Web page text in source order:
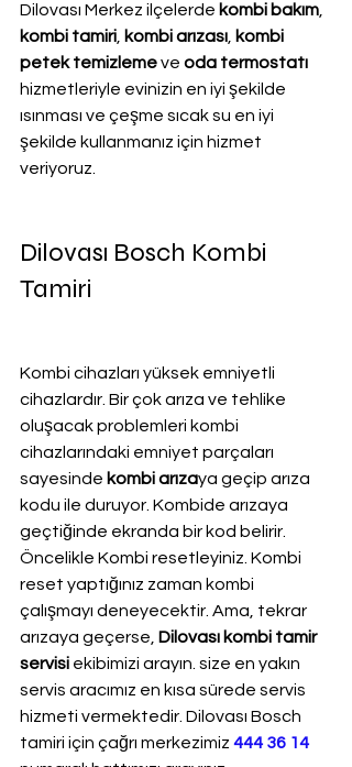
Dilovası Merkez ilçelerde kombi bakım
kombi tamiri kombi arızası kombi
petek temizleme ve oda termostatı
hizmetleriyle evinizin en iyi şekilde
ısınması ve çeşme sıcak su en iyi
şekilde kullanmanız için hizmet
veriyoruz.
Dilovası Bosch Kombi
Tamiri
Kombi cihazları yüksek emniyetli
cihazlardır. Bir çok arıza ve tehlike
oluşacak problemleri kombi
cihazlarındaki emniyet parçaları
sayesinde kombi arızaya geçip arıza
kodu ile duruyor. Kombide arızaya
geçtiğinde ekranda bir kod belirir.
Öncelikle Kombi resetleyiniz. Kombi
reset yaptığınız zaman kombi
çalışmayı deneyecektir. Ama, tekrar
arızaya geçerse, Dilovası kombi tamir
servisi ekibimizi arayın. size en yakın
servis aracımız en kısa sürede servis
hizmeti vermektedir. Dilovası Bosch
tamiri için çağrı merkezimiz 444 36 14